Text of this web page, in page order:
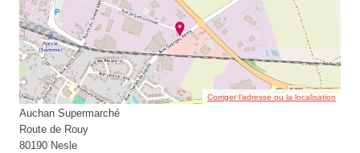
Corriger l’adresse ou la localisation
Auchan Supermarché
Route de Rouy
80190 Nesle